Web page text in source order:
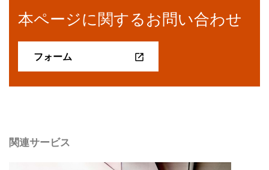
本ページに関するお問い合わせ
フォーム
関連サービス